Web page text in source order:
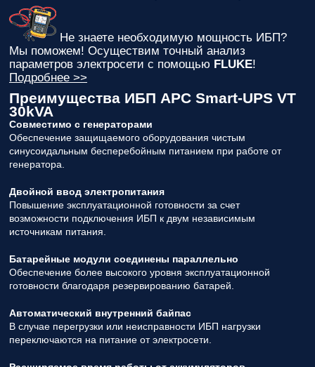
Не знаете необходимую мощность ИБП?
Мы поможем! Осуществим точный анализ
параметров электросети с помощью FLUKE!
Подробнее >>
Преимущества ИБП APC Smart-UPS VT
30kVA
Совместимо с генераторами
Обеспечение защищаемого оборудования чистым
синусоидальным бесперебойным питанием при работе от
генератора.
Двойной ввод электропитания
Повышение эксплуатационной готовности за счет
возможности подключения ИБП к двум независимым
источникам питания.
Батарейные модули соединены параллельно
Обеспечение более высокого уровня эксплуатационной
готовности благодаря резервированию батарей.
Автоматический внутренний байпас
В случае перегрузки или неисправности ИБП нагрузки
переключаются на питание от электросети.